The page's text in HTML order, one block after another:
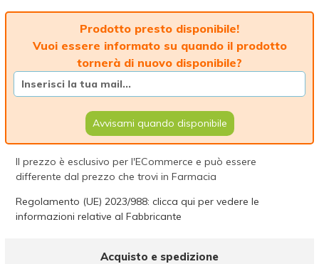
Prodotto presto disponibile!
Vuoi essere informato su quando il prodotto
tornerà di nuovo disponibile?
Avvisami quando disponibile
Il prezzo è esclusivo per l'ECommerce e può essere
differente dal prezzo che trovi in Farmacia
Regolamento (UE) 2023/988: clicca qui per vedere le
informazioni relative al Fabbricante
Acquisto e spedizione